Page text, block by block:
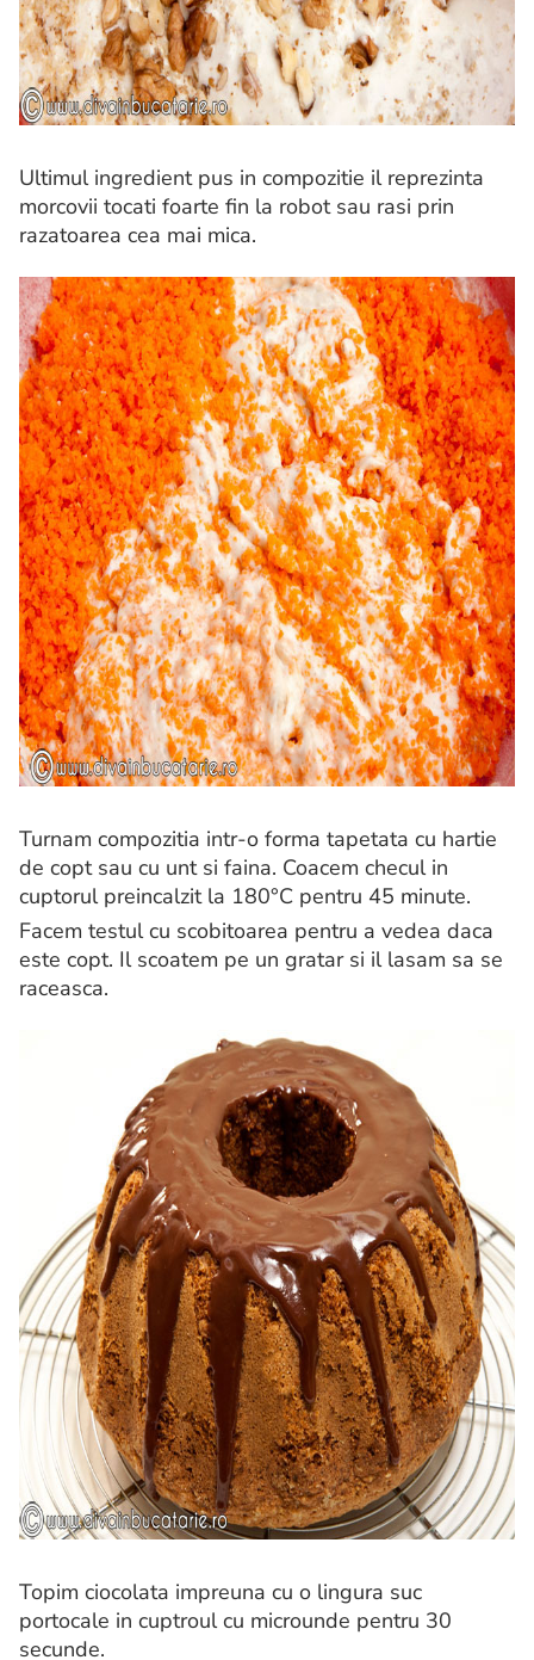
Ultimul ingredient pus in compozitie il reprezinta
morcovii tocati foarte fin la robot sau rasi prin
razatoarea cea mai mica.
Turnam compozitia intr-o forma tapetata cu hartie
de copt sau cu unt si faina. Coacem checul in
cuptorul preincalzit la 180°C pentru 45 minute.
Facem testul cu scobitoarea pentru a vedea daca
este copt. Il scoatem pe un gratar si il lasam sa se
raceasca.
Topim ciocolata impreuna cu o lingura suc
portocale in cuptroul cu microunde pentru 30
secunde.